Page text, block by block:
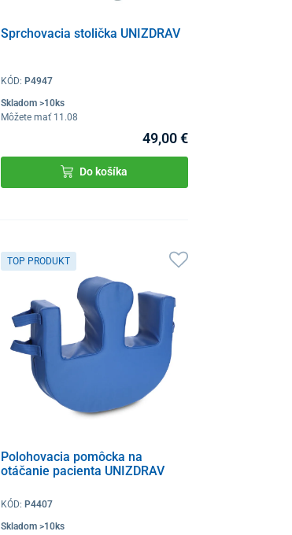
Sprchovacia stolička UNIZDRAV
KÓD: P4947
Skladom >10ks
Môžete mať 11.08
49,00 €
Do košíka
TOP PRODUKT
Polohovacia pomôcka na
otáčanie pacienta UNIZDRAV
KÓD:P4407
Skladom >10ks